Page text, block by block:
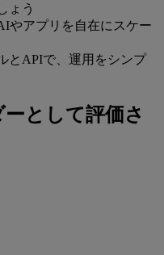
ょう
やアプリを自在にスケー
とAPIで、運用をシンプ
として評価さ